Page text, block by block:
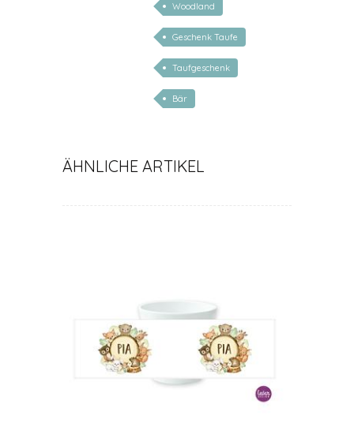
Woodland
Geschenk Taufe
Taufgeschenk
Bär
ÄHNLICHE ARTIKEL